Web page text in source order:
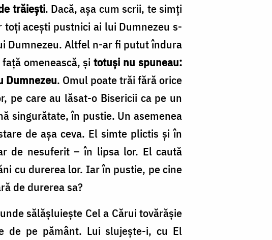
trăieşti. Dacă, aşa cum scrii, te simţi
toţi aceşti pustnici ai lui Dumnezeu s-
Dumnezeu. Altfel n-ar fi putut îndura
omenească, şitotuşi nu spuneau:
Dumnezeu. Omul poate trăi fără orice
pe care au lăsat-o Bisericii ca pe un
singurătate, în pustie. Un asemenea
de aşa ceva. El simte plictis şi în
de nesuferit – în lipsa lor. El caută
cu durerea lor. Iar în pustie, pe cine
de durerea sa?
sălăşluieşte Cel a Cărui tovărăşie
de pe pământ. Lui slujeşte-i, cu El